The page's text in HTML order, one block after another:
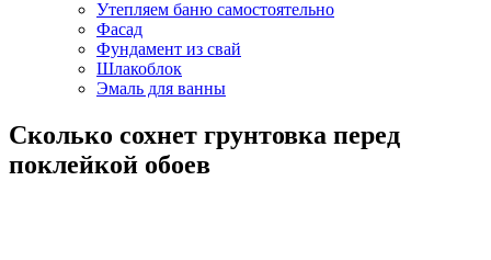
Утепляем баню самостоятельно
Фасад
Фундамент из свай
Шлакоблок
Эмаль для ванны
Cколько сохнет грунтовка перед
поклейкой обоев